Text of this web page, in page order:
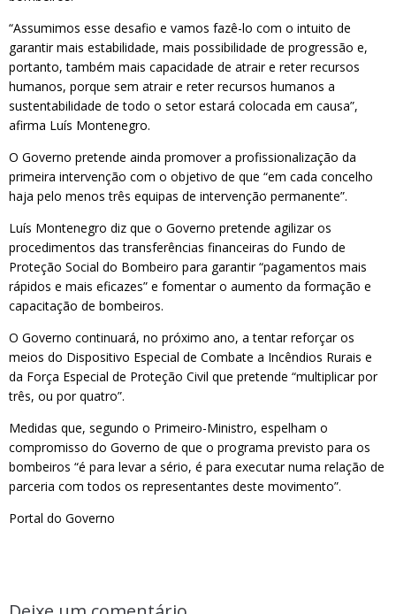
“Assumimos esse desafio e vamos fazê-lo com o intuito de
garantir mais estabilidade, mais possibilidade de progressão e,
portanto, também mais capacidade de atrair e reter recursos
humanos, porque sem atrair e reter recursos humanos a
sustentabilidade de todo o setor estará colocada em causa”,
afirma Luís Montenegro.
O Governo pretende ainda promover a profissionalização da
primeira intervenção com o objetivo de que “em cada concelho
haja pelo menos três equipas de intervenção permanente”.
Luís Montenegro diz que o Governo pretende agilizar os
procedimentos das transferências financeiras do Fundo de
Proteção Social do Bombeiro para garantir “pagamentos mais
rápidos e mais eficazes” e fomentar o aumento da formação e
capacitação de bombeiros.
O Governo continuará, no próximo ano, a tentar reforçar os
meios do Dispositivo Especial de Combate a Incêndios Rurais e
da Força Especial de Proteção Civil que pretende “multiplicar por
três, ou por quatro”.
Medidas que, segundo o Primeiro-Ministro, espelham o
compromisso do Governo de que o programa previsto para os
bombeiros “é para levar a sério, é para executar numa relação de
parceria com todos os representantes deste movimento”.
Portal do Governo